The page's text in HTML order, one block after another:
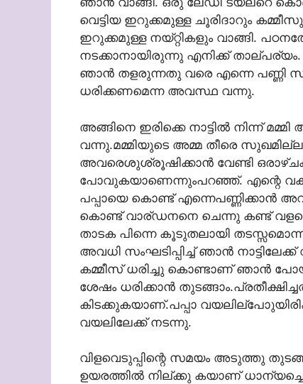
വെട്ടിയ ഇറുക്കമുള്ള ചൂരിദാറും
ഇറുക്കമുള്ള നയ്റ്റികളും വാങ്ങി.
നടക്കാനായിരുന്നു എനിക്ക്
ഞാന്‍ തളരുന്നതു വരെ എന്നെ പണ്ണി
ധരിക്കണമെന്ന അവസ്ഥ വന്നു.
അങ്ങിനെ ഇരിക്കെ നാട്ടില്‍ നിന്ന്
വന്നു.മമ്മിയുടെ അമ്മ തീരെ
അവരെശുശ്രൂഷിക്കാന്‍ വേണ്ടി
പോവുകയാണെന്നുംപറഞ്ഞ്. എന്റെ വക്ര
പപ്പായെ കൊണ്ട് എന്നെപണ്ണിക്കാന്‍
കൊണ്ട് വാര്ഡനനെ ചെന്നു കണ്ട് വളരെ
താടക പിന്നെ കൂടുതലായി
അവധി സംഘടിപ്പിച്ച് ഞാന്‍
കമ്മീസ് ധരിച്ചു കൊണ്ടാണ് ഞാന്‍
ശേഷം ധരിക്കാന്‍
കിടക്കുകയാണ്.പപ്പാ
വയലിലേക്ക് നടന്നു.
വിളവെടുപ്പിന്റെ സമയം അടുത്തു
ഉയരത്തില്‍ നില്ക്കു കയാണ്